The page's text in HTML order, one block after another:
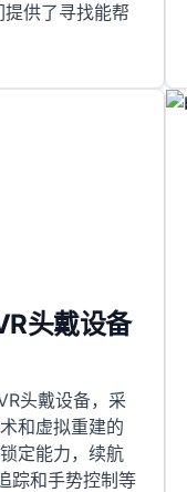
供了寻找能帮
头戴设备
头戴设备，采
和虚拟重建的
定能力，续航
踪和手势控制等